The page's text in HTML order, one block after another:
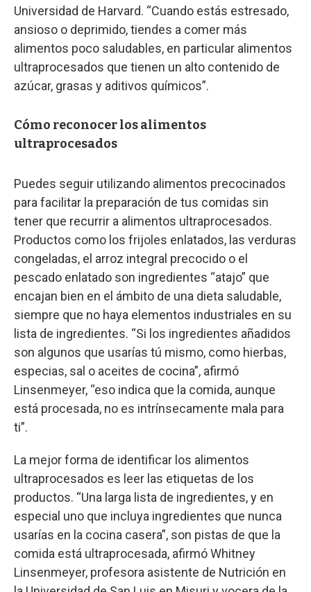
Universidad de Harvard. “Cuando estás estresado,
ansioso o deprimido, tiendes a comer más
alimentos poco saludables, en particular alimentos
ultraprocesados que tienen un alto contenido de
azúcar, grasas y aditivos químicos”.
Cómo reconocer los alimentos
ultraprocesados
Puedes seguir utilizando alimentos precocinados
para facilitar la preparación de tus comidas sin
tener que recurrir a alimentos ultraprocesados.
Productos como los frijoles enlatados, las verduras
congeladas, el arroz integral precocido o el
pescado enlatado son ingredientes “atajo” que
encajan bien en el ámbito de una dieta saludable,
siempre que no haya elementos industriales en su
lista de ingredientes. “Si los ingredientes añadidos
son algunos que usarías tú mismo, como hierbas,
especias, sal o aceites de cocina”, afirmó
Linsenmeyer, “eso indica que la comida, aunque
está procesada, no es intrínsecamente mala para
ti”.
La mejor forma de identificar los alimentos
ultraprocesados es leer las etiquetas de los
productos. “Una larga lista de ingredientes, y en
especial uno que incluya ingredientes que nunca
usarías en la cocina casera”, son pistas de que la
comida está ultraprocesada, afirmó Whitney
Linsenmeyer, profesora asistente de Nutrición en